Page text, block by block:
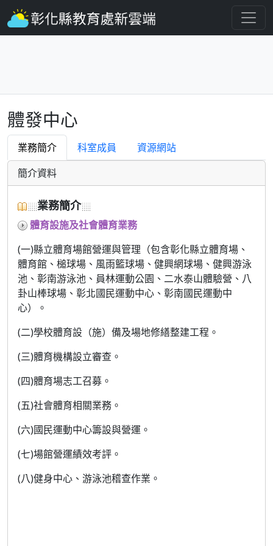
體發中心
業務簡介 科室成員
資源網站
簡介資料
業務簡介
體育設施及社會體育業務
(一)縣立體育場館營運與管理（包含彰化縣立體育場、
體育館、槌球場、風雨籃球場、健興網球場、健興游泳
池、彰南游泳池、員林運動公園、二水泰山體驗營、八
卦山棒球場、彰北國民運動中心、彰南國民運動中
心）。
(二)學校體育設（施）備及場地修繕整建工程。
(三)體育機構設立審查。
(四)體育場志工召募。
(五)社會體育相關業務。
(六)國民運動中心籌設與營運。
(七)場館營運績效考評。
(八)健身中心、游泳池稽查作業。